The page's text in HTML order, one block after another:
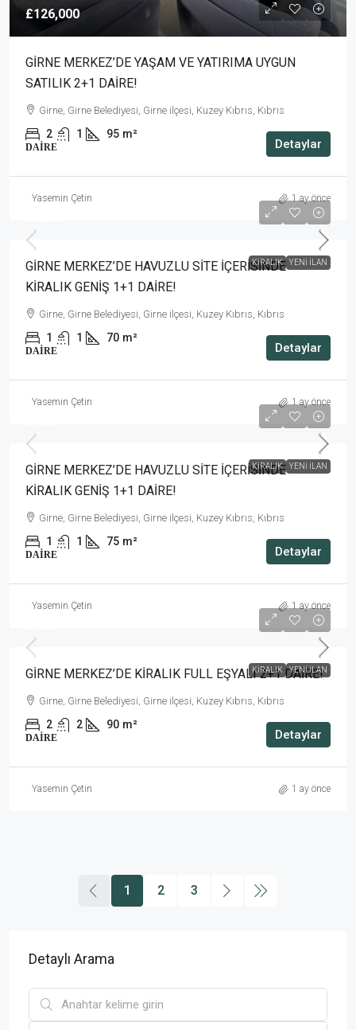
£126,000
GİRNE MERKEZ’DE YAŞAM VE YATIRIMA UYGUN
SATILIK 2+1 DAİRE!
Girne, Girne Belediyesi, Girne ilçesi, Kuzey Kıbrıs, Kıbrıs
2 1 95 m²
DAIRE Detaylar
Yasemin Çetin 1 ay önce
KIRALIK YENI İLAN
GİRNE MERKEZ’DE HAVUZLU SİTE İÇERİSİNDE
KİRALIK GENİŞ 1+1 DAİRE!
Girne, Girne Belediyesi, Girne ilçesi, Kuzey Kıbrıs, Kıbrıs
1 1 70 m²
DAIRE Detaylar
Yasemin Çetin 1 ay önce
KIRALIK YENI İLAN
GİRNE MERKEZ’DE HAVUZLU SİTE İÇERİSİNDE
KİRALIK GENİŞ 1+1 DAİRE!
Girne, Girne Belediyesi, Girne ilçesi, Kuzey Kıbrıs, Kıbrıs
1 1 75 m²
DAIRE Detaylar
Yasemin Çetin 1 ay önce
KIRALIK YENI İLAN
GİRNE MERKEZ’DE KİRALIK FULL EŞYALI 2+1 DAİRE!
Girne, Girne Belediyesi, Girne ilçesi, Kuzey Kıbrıs, Kıbrıs
2 2 90 m²
DAIRE Detaylar
Yasemin Çetin 1 ay önce
1 2 3
Detaylı Arama